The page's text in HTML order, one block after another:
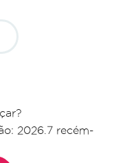
2026.7 recém-